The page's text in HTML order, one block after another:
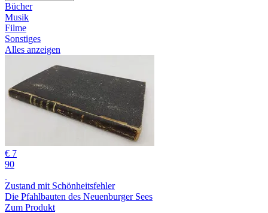
Bücher
Musik
Filme
Sonstiges
Alles anzeigen
€ 7
90
Zustand mit Schönheitsfehler
Die Pfahlbauten des Neuenburger Sees
Zum Produkt